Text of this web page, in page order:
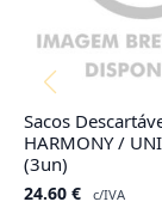
Sacos
HARMONY /
(3un)
24.60 € c/IVA